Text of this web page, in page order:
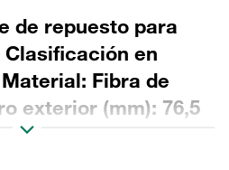
de repuesto para
en
Fibra de
exterior (mm): 76,5
48,5 Longitud
NBR, relación β